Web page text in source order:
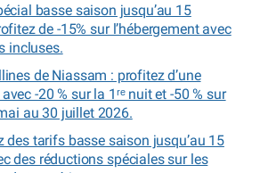
basse saison jusqu’au 15
de -15% sur l’hébergement avec
incluses.
de Niassam : profitez d’une
-20 % sur la 1ʳᵉ nuit et -50 % sur
au 30 juillet 2026.
des tarifs basse saison jusqu’au 15
des réductions spéciales sur les